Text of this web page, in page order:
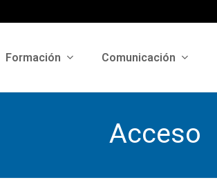
Formación Comunicación
Acceso